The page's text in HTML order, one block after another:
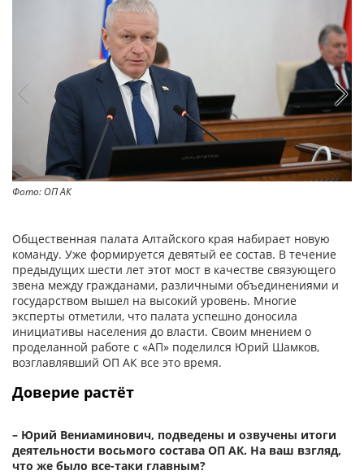
Фото: ОП АК
Общественная палата Алтайского края набирает новую
команду. Уже формируется девятый ее состав. В течение
предыдущих шести лет этот мост в качестве связующего
звена между гражданами, различными объединениями и
государством вышел на высокий уровень. Многие
эксперты отметили, что палата успешно доносила
инициативы населения до власти. Своим мнением о
проделанной работе с «АП» поделился Юрий Шамков,
возглавлявший ОП АК все это время.
Доверие растёт
– Юрий Вениаминович, подведены и озвучены итоги
деятельности восьмого состава ОП АК. На ваш взгляд,
что же было все-таки главным?